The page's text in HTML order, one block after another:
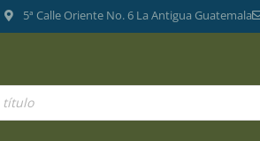
5ª Calle Oriente No. 6 La Antigua Guatemala